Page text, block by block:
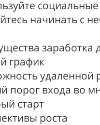
начинать с
заработка
график
удаленной
порог входа во
старт
роста